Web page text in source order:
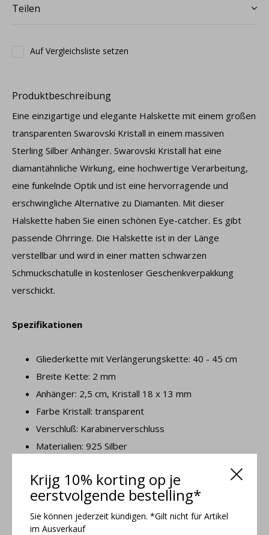
Krijg 10% korting op je
eerstvolgende bestelling*
Sie können jederzeit kündigen. *Gilt nicht für Artikel
im Ausverkauf
Teilen
Auf Vergleichsliste setzen
Produktbeschreibung
Eine einzigartige und elegante Halskette mit einem großen
transparenten Swarovski Kristall in einem massiven
Sterling Silber Anhänger. Swarovski Kristall hat eine
diamantähnliche Wirkung, eine hochwertige Verarbeitung,
eine funkelnde Optik und ist eine hervorragende und
erschwingliche Alternative zu Diamanten. Mit dieser
Halskette haben Sie einen schönen Eye-catcher. Es gibt
passende Ohrringe. Die Halskette ist in der Länge
verstellbar und wird in einer matten schwarzen
Schmuckschatulle in kostenloser Geschenkverpakkung
verschickt.
Spezifikationen
Gliederkette mit Verlängerungskette: 40 - 45 cm
Breite Kette: 2 mm
Anhänger: 2,5 cm, Kristall 18 x 13 mm
Farbe Kristall: transparent
Verschluß: Karabinerverschluss
Materialien: 925 Silber
Claudia Kollektion
Grössentabelle